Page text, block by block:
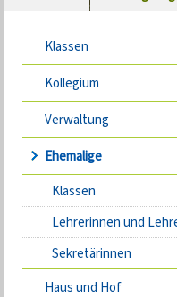
Klassen
Kollegium
Verwaltung
Ehemalige
Klassen
Lehrerinnen und
Sekretärinnen
Haus und Hof